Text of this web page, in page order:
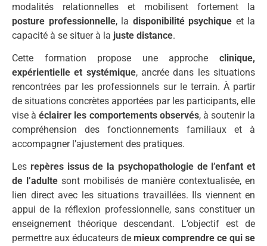
modalités relationnelles et mobilisent fortement la
posture professionnelle, la disponibilité psychique et la
capacité à se situer à la juste distance.
Cette formation propose une approche clinique,
expérientielle et systémique, ancrée dans les situations
rencontrées par les professionnels sur le terrain. À partir
de situations concrètes apportées par les participants, elle
vise àéclairer les comportements observés, à soutenir la
compréhension des fonctionnements familiaux et à
accompagner l’ajustement des pratiques.
Les repères issus de la psychopathologie de l’enfant et
de l’adulte sont mobilisés de manière contextualisée, en
lien direct avec les situations travaillées. Ils viennent en
appui de la réflexion professionnelle, sans constituer un
enseignement théorique descendant. L’objectif est de
permettre aux éducateurs de mieux comprendre ce qui se